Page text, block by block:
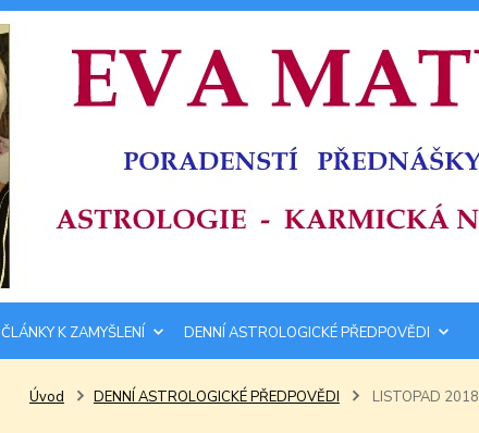
ČLÁNKY K ZAMYŠLENÍ DENNÍ ASTROLOGICKÉ PŘEDPOVĚDI
Úvod DENNÍ ASTROLOGICKÉ PŘEDPOVĚDI LISTOPAD 2018